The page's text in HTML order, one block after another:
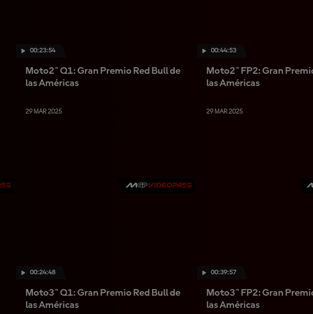
00:23:54
Moto2™ Q1: Gran Premio Red Bull de
las Américas
29 MAR 2025
00:44:53
Moto2™ FP2: Gran
las Américas
29 MAR 2025
00:24:48
Moto3™ Q1: Gran Premio Red Bull de
las Américas
00:39:57
Moto3™ FP2: Gran
las Américas